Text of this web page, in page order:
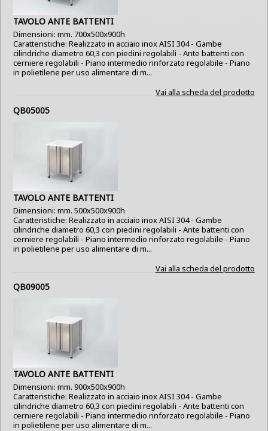
TAVOLO ANTE BATTENTI
Dimensioni: mm. 700x500x900h
Caratteristiche: Realizzato in acciaio inox AISI 304 - Gambe
cilindriche diametro 60,3 con piedini regolabili - Ante battenti con
cerniere regolabili - Piano intermedio rinforzato regolabile - Piano
in polietilene per uso alimentare di m...
Vai alla scheda del prodotto
QB05005
TAVOLO ANTE BATTENTI
Dimensioni: mm. 500x500x900h
Caratteristiche: Realizzato in acciaio inox AISI 304 - Gambe
cilindriche diametro 60,3 con piedini regolabili - Ante battenti con
cerniere regolabili - Piano intermedio rinforzato regolabile - Piano
in polietilene per uso alimentare di m...
Vai alla scheda del prodotto
QB09005
TAVOLO ANTE BATTENTI
Dimensioni: mm. 900x500x900h
Caratteristiche: Realizzato in acciaio inox AISI 304 - Gambe
cilindriche diametro 60,3 con piedini regolabili - Ante battenti con
cerniere regolabili - Piano intermedio rinforzato regolabile - Piano
in polietilene per uso alimentare di m...